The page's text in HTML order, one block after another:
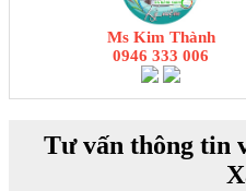
Ms Kim Thành
0946 333 006
Tư vấn thông tin